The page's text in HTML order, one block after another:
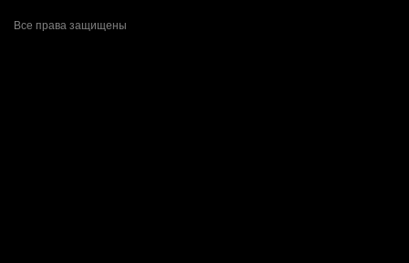
Все права защищены